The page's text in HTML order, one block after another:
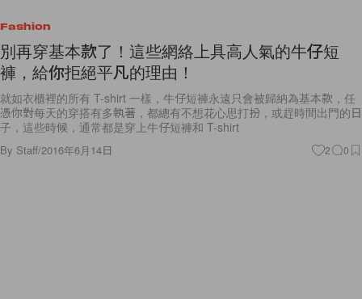
Fashion
別再穿基本款了！這些網絡上具高人氣的牛仔短
褲，給你拒絕平凡的理由！
就如衣櫃裡的所有 T-shirt 一樣，牛仔短褲永遠只會被歸納為基本款，任
憑你對每天的穿搭有多執著，都總有不想花心思打扮，或趕時間出門的日
子，這些時候，通常都是穿上牛仔短褲和 T-shirt
By Staff/2016年6月14日 2 0